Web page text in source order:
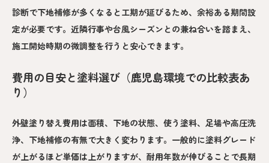
診断で下地補修が多くなると工期が延びるため、余裕ある期間設
定が必要です。近隣行事や台風シーズンとの兼ね合いを踏まえ、
施工開始時期の微調整を行うと安心できます。
費用の目安と塗料選び（鹿児島環境での比較表あ
り）
外壁塗り替え費用は面積、下地の状態、使う塗料、足場や高圧洗
浄、下地補修の有無で大きく変わります。一般的に塗料グレード
が上がるほど単価は上がりますが、耐用年数が伸びることで長期